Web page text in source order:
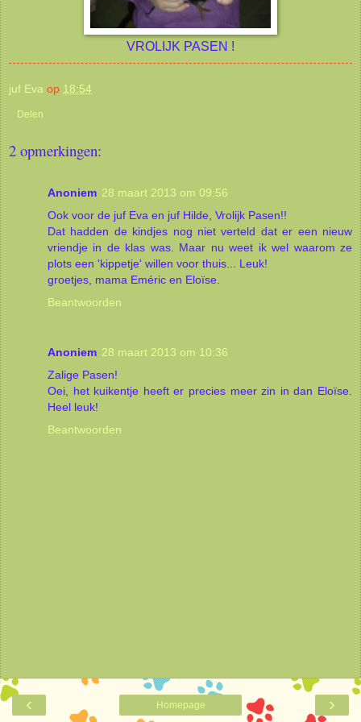
VROLIJK PASEN !
juf Eva op 18:54
Delen
2 opmerkingen:
Anoniem 28 maart 2013 om 09:56
Ook voor de juf Eva en juf Hilde, Vrolijk Pasen!!
Dat hadden de kindjes nog niet verteld dat er een nieuw
vriendje in de klas was. Maar nu weet ik wel waarom ze
plots een 'kippetje' willen voor thuis... Leuk!
groetjes, mama Eméric en Eloïse.
Beantwoorden
Anoniem 28 maart 2013 om 10:36
Zalige Pasen!
Oei, het kuikentje heeft er precies meer zin in dan Eloïse.
Heel leuk!
Beantwoorden
‹ ›
Homepage